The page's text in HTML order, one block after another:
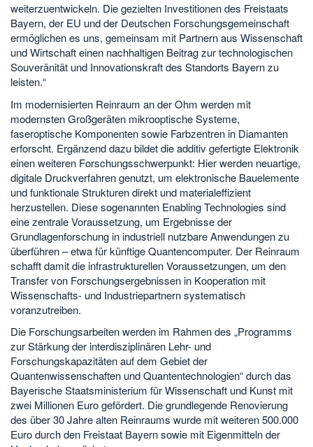
weiterzuentwickeln. Die gezielten Investitionen des Freistaats
Bayern, der EU und der Deutschen Forschungsgemeinschaft
ermöglichen es uns, gemeinsam mit Partnern aus Wissenschaft
und Wirtschaft einen nachhaltigen Beitrag zur technologischen
Souveränität und Innovationskraft des Standorts Bayern zu
leisten.“
Im modernisierten Reinraum an der Ohm werden mit
modernsten Großgeräten mikrooptische Systeme,
faseroptische Komponenten sowie Farbzentren in Diamanten
erforscht. Ergänzend dazu bildet die additiv gefertigte Elektronik
einen weiteren Forschungsschwerpunkt: Hier werden neuartige,
digitale Druckverfahren genutzt, um elektronische Bauelemente
und funktionale Strukturen direkt und materialeffizient
herzustellen. Diese sogenannten Enabling Technologies sind
eine zentrale Voraussetzung, um Ergebnisse der
Grundlagenforschung in industriell nutzbare Anwendungen zu
überführen – etwa für künftige Quantencomputer. Der Reinraum
schafft damit die infrastrukturellen Voraussetzungen, um den
Transfer von Forschungsergebnissen in Kooperation mit
Wissenschafts- und Industriepartnern systematisch
voranzutreiben.
Die Forschungsarbeiten werden im Rahmen des „Programms
zur Stärkung der interdisziplinären Lehr- und
Forschungskapazitäten auf dem Gebiet der
Quantenwissenschaften und Quantentechnologien“ durch das
Bayerische Staatsministerium für Wissenschaft und Kunst mit
zwei Millionen Euro gefördert. Die grundlegende Renovierung
des über 30 Jahre alten Reinraums wurde mit weiteren 500.000
Euro durch den Freistaat Bayern sowie mit Eigenmitteln der